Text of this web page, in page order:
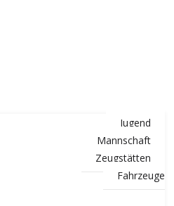
Jugend
Mannschaft
Zeugstätten
Fahrzeuge